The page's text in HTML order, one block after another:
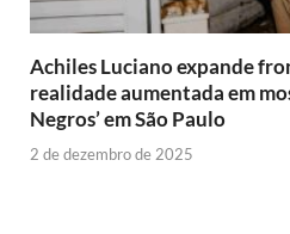
Achiles Luciano expande
realidade aumentada em
Negros’ em São Paulo
2 de dezembro de 2025